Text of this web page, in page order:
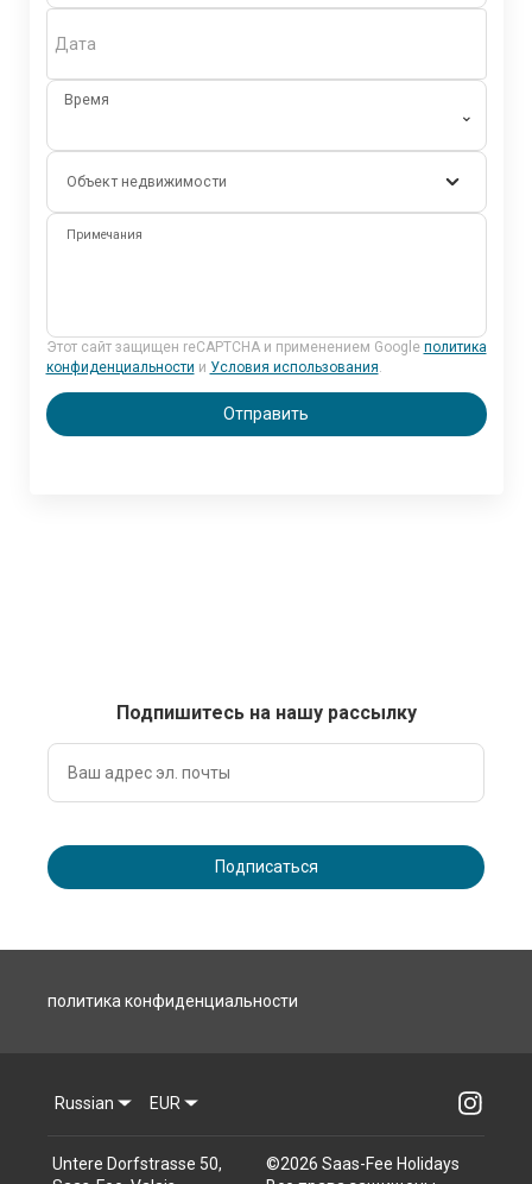
Дата
Время
⌄
Объект недвижимости
Примечания
Этот сайт защищен reCAPTCHA и применением Google политика
конфиденциальности и Условия использования.
Отправить
Подпишитесь на нашу рассылку
Подписаться
политика конфиденциальности
Russian EUR
Untere Dorfstrasse 50,
©2026 Saas-Fee Holidays